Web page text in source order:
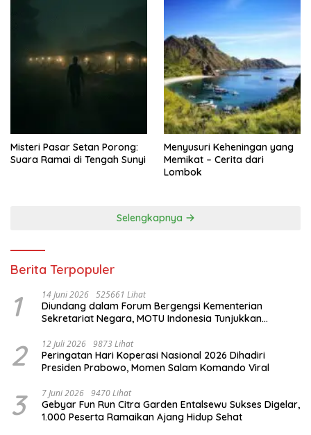
Misteri Pasar Setan Porong:
Suara Ramai di Tengah Sunyi
Menyusuri Keheningan yang
Memikat – Cerita dari
Lombok
Selengkapnya
Berita Terpopuler
1 14 Juni 2026 525661 Lihat
Diundang dalam Forum Bergengsi Kementerian
Sekretariat Negara, MOTU Indonesia Tunjukkan
2 12 Juli 2026 9873 Lihat
Peringatan Hari Koperasi Nasional 2026 Dihadiri
Presiden Prabowo, Momen Salam Komando Viral
3 7 Juni 2026 9470 Lihat
Gebyar Fun Run Citra Garden Entalsewu Sukses Digelar,
1.000 Peserta Ramaikan Ajang Hidup Sehat